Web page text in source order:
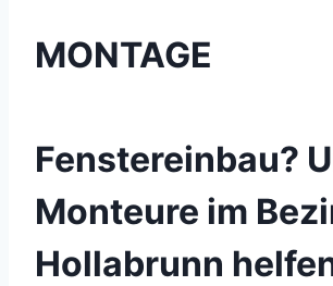
MONTAGE
Fenstereinbau?
Monteure im
Hollabrunn